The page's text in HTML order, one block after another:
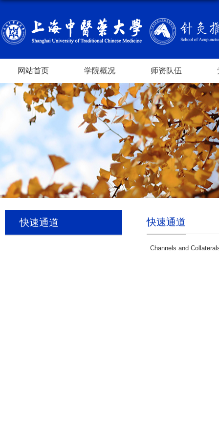
网站首页 学院概况 师资队伍
快速通道 快速通道
Channels and